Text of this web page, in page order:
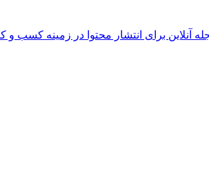
آنلاین برای انتشار محتوا در زمینه کسب و